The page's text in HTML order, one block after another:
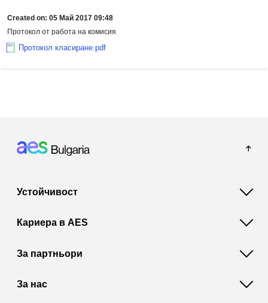
Created on: 05 Май 2017 09:48
Протокол от работа на комисия
Протокол класиране.pdf
Footer: Bulgaria
Устойчивост
Кариера в AES
За партньори
За нас